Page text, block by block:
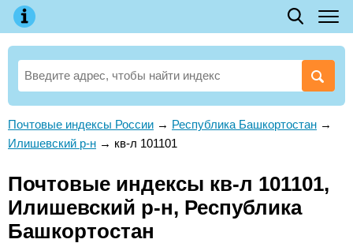
Почтовые индексы России → Республика Башкортостан →
Илишевский р-н → кв-л 101101
Почтовые индексы кв-л 101101,
Илишевский р-н, Республика
Башкортостан